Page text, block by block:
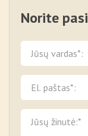
Norite